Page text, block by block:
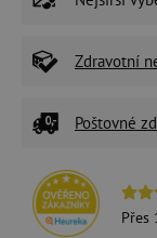
Zdravotní
Poštovné
Přes